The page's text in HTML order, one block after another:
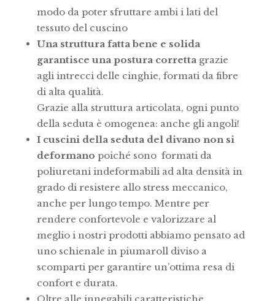
modo da poter sfruttare ambi i lati del
tessuto del cuscino
Una struttura fatta bene e solida
garantisce una postura corretta grazie
agli intrecci delle cinghie, formati da fibre
di alta qualità.
Grazie alla struttura articolata, ogni punto
della seduta è omogenea: anche gli angoli!
I cuscini della seduta del divano non si
deformano poiché sono formati da
poliuretani indeformabili ad alta densità in
grado di resistere allo stress meccanico,
anche per lungo tempo. Mentre per
rendere confortevole e valorizzare al
meglio i nostri prodotti abbiamo pensato ad
uno schienale in piumaroll diviso a
scomparti per garantire un’ottima resa di
confort e durata.
Oltre alle innegabili caratteristiche